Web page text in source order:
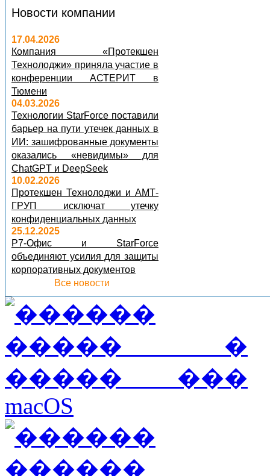
Новости компании
17.04.2026
Компания «Протекшен
Технолоджи» приняла участие в
конференции АСТЕРИТ в
Тюмени
04.03.2026
Технологии StarForce поставили
барьер на пути утечек данных в
ИИ: зашифрованные документы
оказались «невидимы» для
ChatGPT и DeepSeek
10.02.2026
Протекшен Технолоджи и АМТ-
ГРУП исключат утечку
конфиденциальных данных
25.12.2025
Р7-Офис и StarForce
объединяют усилия для защиты
корпоративных документов
Все новости